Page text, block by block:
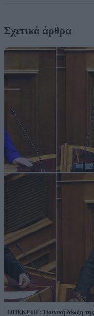
Σχετικά άρθρα
ΟΠΕΚΕΠΕ: Ποινική δίωξη της